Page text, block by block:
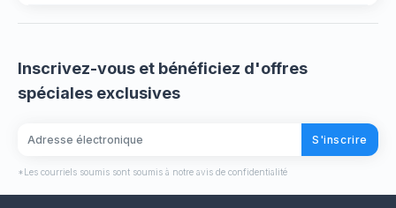
Inscrivez-vous et bénéficiez d'offres
spéciales exclusives
S'inscrire
*Les courriels soumis sont soumis à notre avis de confidentialité